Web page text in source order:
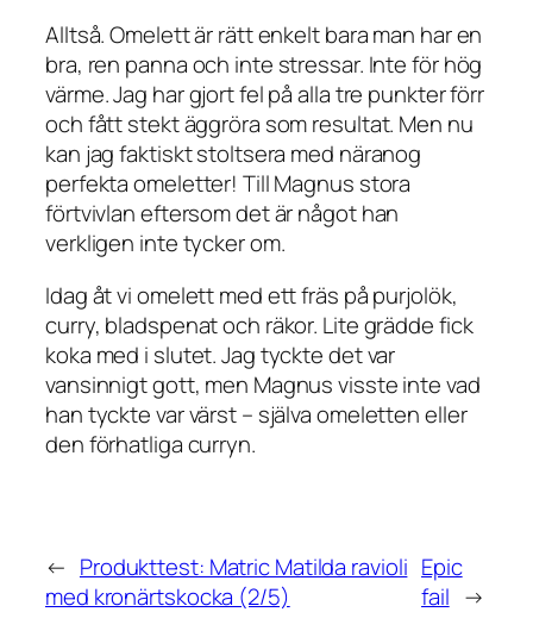
Alltså. Omelett är rätt enkelt bara man har en
bra, ren panna och inte stressar. Inte för hög
värme. Jag har gjort fel på alla tre punkter förr
och fått stekt äggröra som resultat. Men nu
kan jag faktiskt stoltsera med näranog
perfekta omeletter! Till Magnus stora
förtvivlan eftersom det är något han
verkligen inte tycker om.
Idag åt vi omelett med ett fräs på purjolök,
curry, bladspenat och räkor. Lite grädde fick
koka med i slutet. Jag tyckte det var
vansinnigt gott, men Magnus visste inte vad
han tyckte var värst – själva omeletten eller
den förhatliga curryn.
← Produkttest: Matric Matilda ravioli
med kronärtskocka (2/5)
Epic
fail →